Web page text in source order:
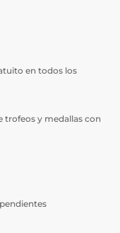
en todos los
trofeos y medallas con